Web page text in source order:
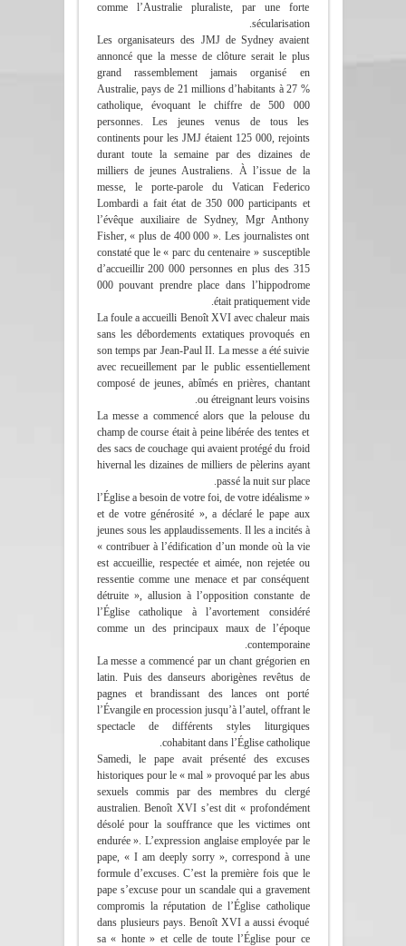
comme l’Australie pluraliste, par une forte
sécularisation.
Les organisateurs des JMJ de Sydney avaient
annoncé que la messe de clôture serait le plus
grand rassemblement jamais organisé en
Australie, pays de 21 millions d’habitants à 27 %
catholique, évoquant le chiffre de 500 000
personnes. Les jeunes venus de tous les
continents pour les JMJ étaient 125 000, rejoints
durant toute la semaine par des dizaines de
milliers de jeunes Australiens. À l’issue de la
messe, le porte-parole du Vatican Federico
Lombardi a fait état de 350 000 participants et
l’évêque auxiliaire de Sydney, Mgr Anthony
Fisher, « plus de 400 000 ». Les journalistes ont
constaté que le « parc du centenaire » susceptible
d’accueillir 200 000 personnes en plus des 315
000 pouvant prendre place dans l’hippodrome
était pratiquement vide.
La foule a accueilli Benoît XVI avec chaleur mais
sans les débordements extatiques provoqués en
son temps par Jean-Paul II. La messe a été suivie
avec recueillement par le public essentiellement
composé de jeunes, abîmés en prières, chantant
ou étreignant leurs voisins.
La messe a commencé alors que la pelouse du
champ de course était à peine libérée des tentes et
des sacs de couchage qui avaient protégé du froid
hivernal les dizaines de milliers de pèlerins ayant
passé la nuit sur place.
« l’Église a besoin de votre foi, de votre idéalisme
et de votre générosité », a déclaré le pape aux
jeunes sous les applaudissements. Il les a incités à
« contribuer à l’édification d’un monde où la vie
est accueillie, respectée et aimée, non rejetée ou
ressentie comme une menace et par conséquent
détruite », allusion à l’opposition constante de
l’Église catholique à l’avortement considéré
comme un des principaux maux de l’époque
contemporaine.
La messe a commencé par un chant grégorien en
latin. Puis des danseurs aborigènes revêtus de
pagnes et brandissant des lances ont porté
l’Évangile en procession jusqu’à l’autel, offrant le
spectacle de différents styles liturgiques
cohabitant dans l’Église catholique.
Samedi, le pape avait présenté des excuses
historiques pour le « mal » provoqué par les abus
sexuels commis par des membres du clergé
australien. Benoît XVI s’est dit « profondément
désolé pour la souffrance que les victimes ont
endurée ». L’expression anglaise employée par le
pape, « I am deeply sorry », correspond à une
formule d’excuses. C’est la première fois que le
pape s’excuse pour un scandale qui a gravement
compromis la réputation de l’Église catholique
dans plusieurs pays. Benoît XVI a aussi évoqué
sa « honte » et celle de toute l’Église pour ce